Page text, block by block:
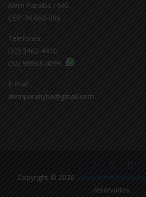
Além Paraíba / MG
CEP: 36.660-000
Telefones:
(32) 3462-4410
(32) 98863-4099
E-mail:
alemparahyba@gmail.com
Copyright © 2026 Jornal Além Parahyba
reservados.